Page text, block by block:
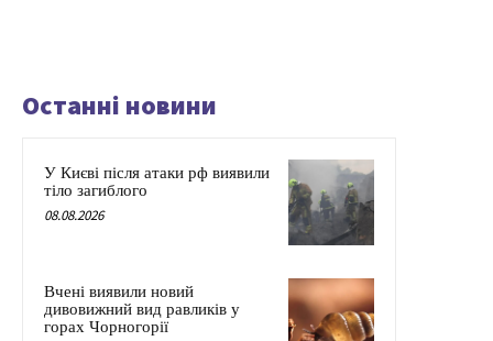
Останні новини
У Києві після атаки рф виявили
тіло загиблого
08.08.2026
Вчені виявили новий
дивовижний вид равликів у
горах Чорногорії